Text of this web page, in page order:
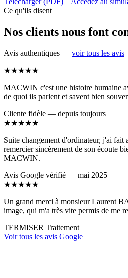
Ce qu'ils disent
Nos clients nous font
Avis authentiques — voir tous les avis
★★★★★
MACWIN c'est une histoire humaine
de quoi ils parlent et savent bien
Cliente fidèle — depuis toujours
★★★★★
Suite changement d'ordinateur, j'ai
remercier sincèrement de son écoute
MACWIN.
Avis Google vérifié — mai 2025
★★★★★
Un grand merci à monsieur Laurent
image, qui m'a très vite permis de me
TERMISER Traitement
Voir tous les avis Google